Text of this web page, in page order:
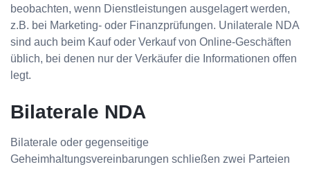
beobachten, wenn Dienstleistungen ausgelagert werden,
z.B. bei Marketing- oder Finanzprüfungen. Unilaterale NDA
sind auch beim Kauf oder Verkauf von Online-Geschäften
üblich, bei denen nur der Verkäufer die Informationen offen
legt.
Bilaterale NDA
Bilaterale oder gegenseitige
Geheimhaltungsvereinbarungen schließen zwei Parteien